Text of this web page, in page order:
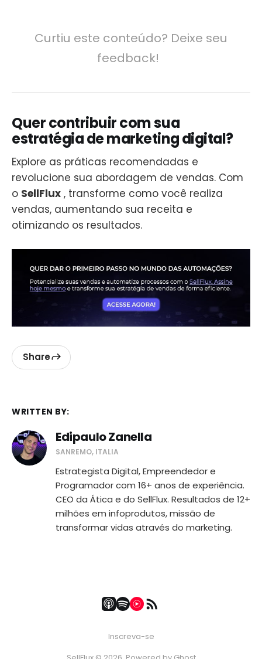
Curtiu este conteúdo? Deixe seu
feedback!
Quer contribuir com sua
estratégia de marketing digital?
Explore as práticas recomendadas e
revolucione sua abordagem de vendas. Com
o SellFlux , transforme como você realiza
vendas, aumentando sua receita e
otimizando os resultados.
Share
WRITTEN BY:
Edipaulo Zanella
SANREMO, ITALIA
Estrategista Digital, Empreendedor e
Programador com 16+ anos de experiência.
CEO da Ática e do SellFlux. Resultados de 12+
milhões em infoprodutos, missão de
transformar vidas através do marketing.
Inscreva-se